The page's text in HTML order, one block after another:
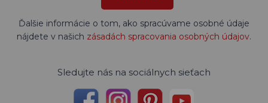
Ďalšie informácie o tom, ako spracúvame osobné údaje
nájdete v našich zásadách spracovania osobných údajov.
Sledujte nás na sociálnych sieťach